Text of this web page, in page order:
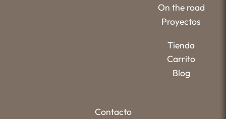
On the road
Proyectos
Tienda
Carrito
Blog
Contacto